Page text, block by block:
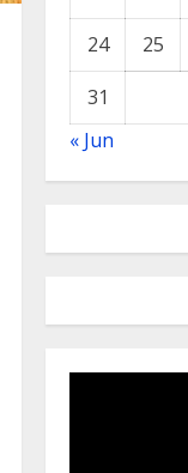
24
25
31
« Jun